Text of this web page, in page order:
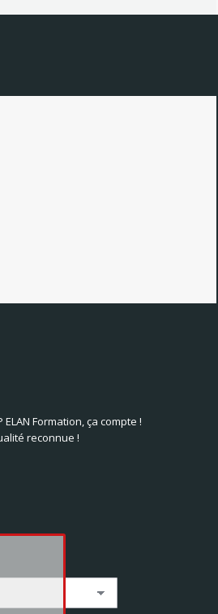
Formation, ça compte !
reconnue !